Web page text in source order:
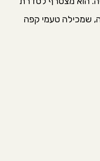
שמכילה טעמי קפה